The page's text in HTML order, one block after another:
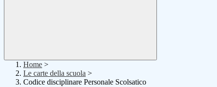
Home >
Le carte della scuola >
Codice disciplinare Personale Scolsatico